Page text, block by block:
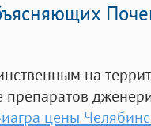
на
препаратов
цены